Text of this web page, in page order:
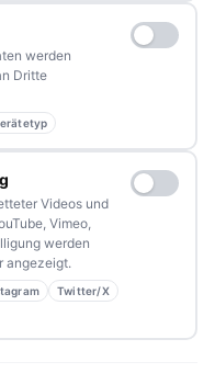
werden
Dritte
Videos und
Vimeo,
werden
angezeigt.
Twitter/X